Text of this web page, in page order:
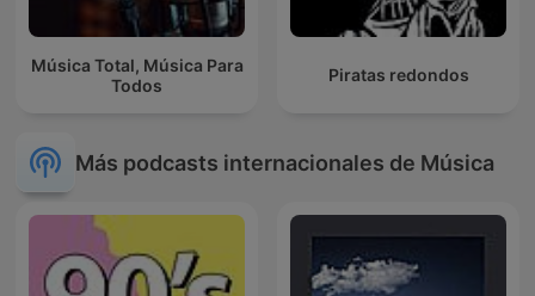
Música Total, Música Para
Todos
Piratas redondos
Más podcasts internacionales de Música